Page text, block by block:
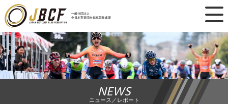
一般社団法人
全日本実業団自転車競技連盟
×
ニュース
レース日程
ランキング
NEWS
ニュース／レポート